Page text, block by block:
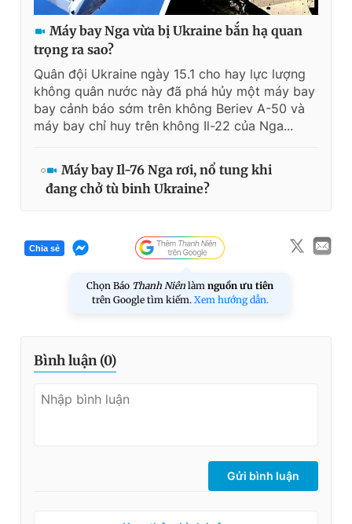
Máy bay Nga vừa bị Ukraine bắn hạ quan
trọng ra sao?
Quân đội Ukraine ngày 15.1 cho hay lực lượng
không quân nước này đã phá hủy một máy bay
bay cảnh báo sớm trên không Beriev A-50 và
máy bay chỉ huy trên không Il-22 của Nga...
Máy bay Il-76 Nga rơi, nổ tung khi
đang chở tù binh Ukraine?
Chia sẻ
Chọn Báo Thanh Niên làm nguồn ưu tiên
trên Google tìm kiếm. Xem hướng dẫn.
Bình luận (0)
Gửi bình luận